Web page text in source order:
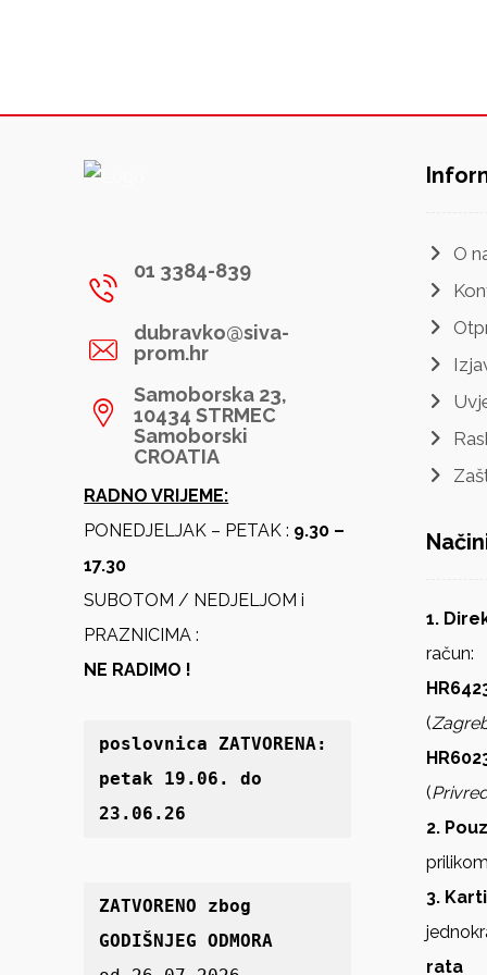
01 3384-839
dubravko@siva-
prom.hr
Samoborska 23,
10434 STRMEC
Samoborski
CROATIA
RADNO VRIJEME:
PONEDJELJAK – PETAK : 9.30 –
17.30
SUBOTOM / NEDJELJOM i
PRAZNICIMA :
NE RADIMO !
poslovnica ZATVORENA:
petak 19 .06. do
23.06.26
ZATVORENO zbog
GODIŠNJEG ODMORA
O
1.
račun:
(
(
2.
3.
rata